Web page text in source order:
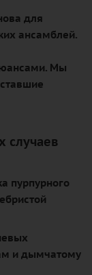
для
ансамблей.
Мы
случаев
пурпурного
и дымчатому